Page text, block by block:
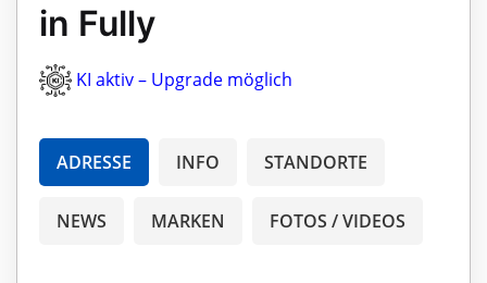
in Fully
KI aktiv – Upgrade möglich
ADRESSE INFO STANDORTE
NEWS MARKEN FOTOS / VIDEOS